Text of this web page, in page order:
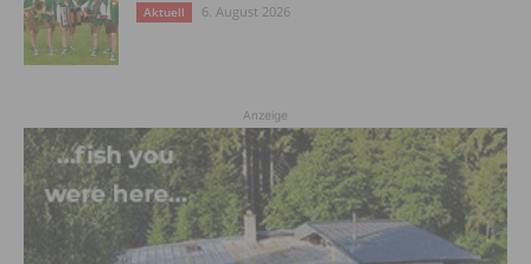
Aktuell 6. August 2026
Anzeige